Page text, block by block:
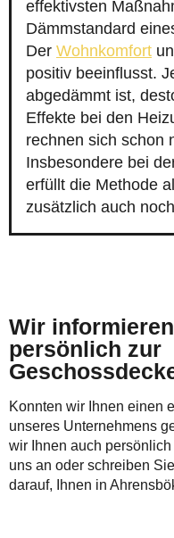
effektivsten
Dämmstandard
Der Wohnkomfort
positiv beeinflusst.
abgedämmt ist,
Effekte bei den
rechnen sich schon
Insbesondere bei
erfüllt die Methode
zusätzlich auch
Wir
persönlich zur
Konnten wir Ihnen einen
unseres Unternehmens
wir Ihnen auch
uns an oder schreiben
darauf, Ihnen in